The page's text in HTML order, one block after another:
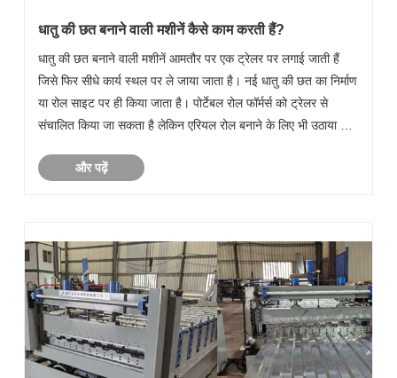
धातु की छत बनाने वाली मशीनें कैसे काम करती हैं?
धातु की छत बनाने वाली मशीनें आमतौर पर एक ट्रेलर पर लगाई जाती हैं
जिसे फिर सीधे कार्य स्थल पर ले जाया जाता है। नई धातु की छत का निर्माण
या रोल साइट पर ही किया जाता है। पोर्टेबल रोल फॉर्मर्स को ट्रेलर से
संचालित किया जा सकता है लेकिन एरियल रोल बनाने के लिए भी उठाया जा
और पढ़ें